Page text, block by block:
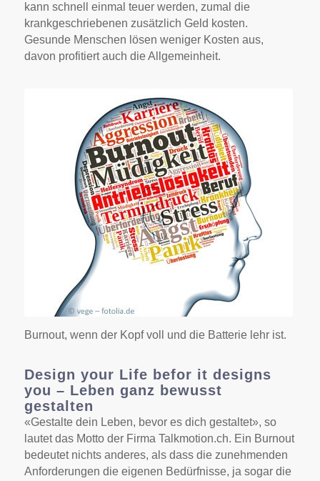
kann schnell einmal teuer werden, zumal die
krankgeschriebenen zusätzlich Geld kosten.
Gesunde Menschen lösen weniger Kosten aus,
davon profitiert auch die Allgemeinheit.
Burnout, wenn der Kopf voll und die Batterie
lehr ist.
Burnout, wenn der Kopf voll und die Batterie lehr ist.
Design your Life befor it designs
you – Leben ganz bewusst
gestalten
«Gestalte dein Leben, bevor es dich gestaltet», so
lautet das Motto der Firma Talkmotion.ch. Ein Burnout
bedeutet nichts anderes, als dass die zunehmenden
Anforderungen die eigenen Bedürfnisse, ja sogar die